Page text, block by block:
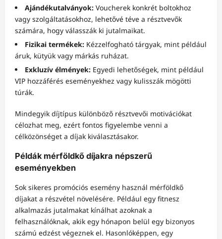
Ajándékutalványok: Voucherek konkrét boltokhoz
vagy szolgáltatásokhoz, lehetővé téve a résztvevők
számára, hogy válasszák ki jutalmaikat.
Fizikai termékek: Kézzelfogható tárgyak, mint például
áruk, kütyük vagy márkás ruházat.
Exkluzív élmények: Egyedi lehetőségek, mint például
VIP hozzáférés eseményekhez vagy kulisszák mögötti
túrák.
Mindegyik díjtípus különböző résztvevői motivációkat
célozhat meg, ezért fontos figyelembe venni a
célközönséget a díjak kiválasztásakor.
Példák mérföldkő díjakra népszerű
eseményekben
Sok sikeres promóciós esemény használ mérföldkő
díjakat a részvétel növelésére. Például egy fitnesz
alkalmazás jutalmakat kínálhat azoknak a
felhasználóknak, akik egy hónapon belül egy bizonyos
számú edzést végeznek el. Hasonlóképpen, egy